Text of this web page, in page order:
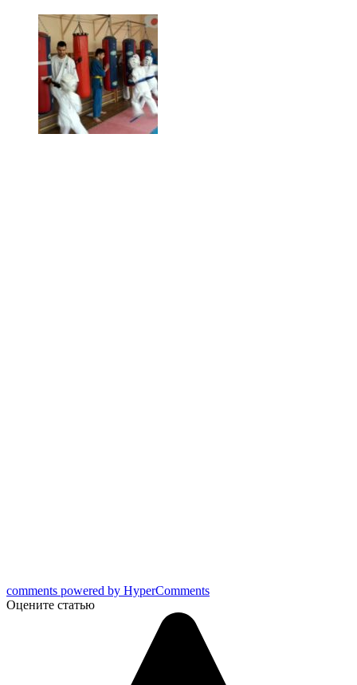
comments powered by HyperComments
Оцените статью